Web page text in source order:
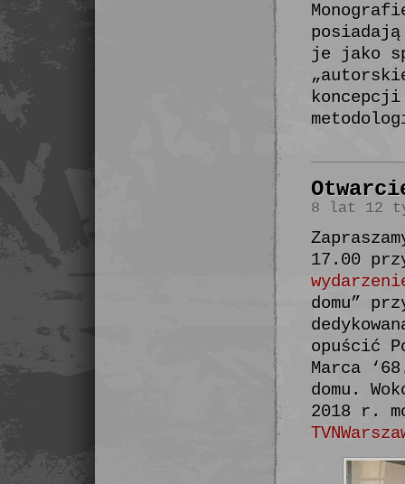
je jako
8 lat 12
17.00
domu”
opuścić
Marca
domu.
2018 r.